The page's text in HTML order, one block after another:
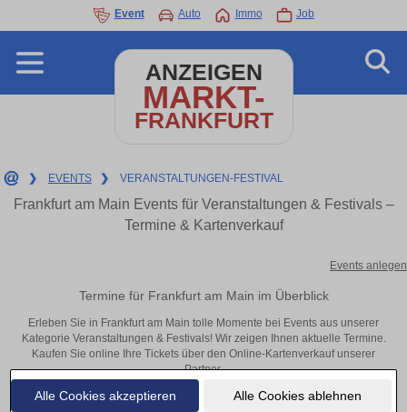
Alle Cookies akzeptieren Alle Cookies ablehnen
Event Auto Immo Job
ANZEIGEN
MARKT-
FRANKFURT
❯ EVENTS ❯ VERANSTALTUNGEN-FESTIVAL
Frankfurt am Main Events für Veranstaltungen & Festivals –
Termine & Kartenverkauf
Events anlegen
Termine für Frankfurt am Main im Überblick
Erleben Sie in Frankfurt am Main tolle Momente bei Events aus unserer
Kategorie Veranstaltungen & Festivals! Wir zeigen Ihnen aktuelle Termine.
Kaufen Sie online Ihre Tickets über den Online-Kartenverkauf unserer
Partner.